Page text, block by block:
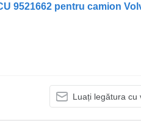
Luați legătura cu